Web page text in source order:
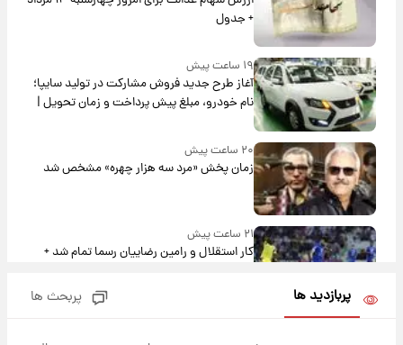
+ جدول
۱۹ ساعت پیش
آغاز طرح جدید فروش مشارکت در تولید سایپا؛
نام خودرو، مبلغ پیش پرداخت و زمان تحویل |
سود مشارکت چند درصد است؟
۲۰ ساعت پیش
زمان پخش «مرد سه هزار چهره» مشخص شد
۲۱ ساعت پیش
کار استقلال و رامین رضاییان رسما تمام شد +
پربازدید ها پربحث ها